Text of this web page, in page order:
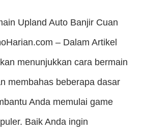
Upland Auto Banjir Cuan
– Dalam Artikel
menunjukkan cara bermain
membahas beberapa dasar
Anda memulai game
Baik Anda ingin